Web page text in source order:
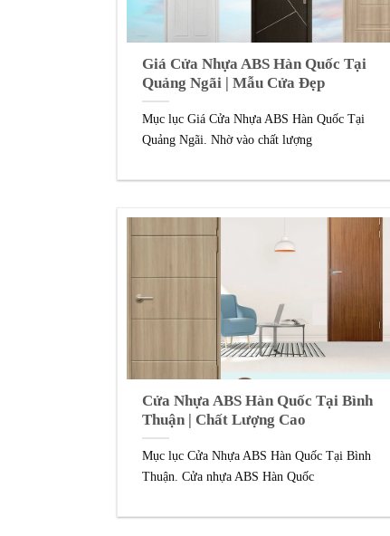
Giá Cửa Nhựa ABS Hàn Quốc Tại
Quảng Ngãi | Mẫu Cửa Đẹp
Mục lục Giá Cửa Nhựa ABS Hàn Quốc Tại
Quảng Ngãi. Nhờ vào chất lượng
Cửa Nhựa ABS Hàn Quốc Tại Bình
Thuận | Chất Lượng Cao
Mục lục Cửa Nhựa ABS Hàn Quốc Tại Bình
Thuận. Cửa nhựa ABS Hàn Quốc